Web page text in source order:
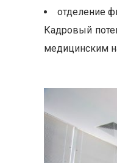
отделение
Кадровый
медицинским